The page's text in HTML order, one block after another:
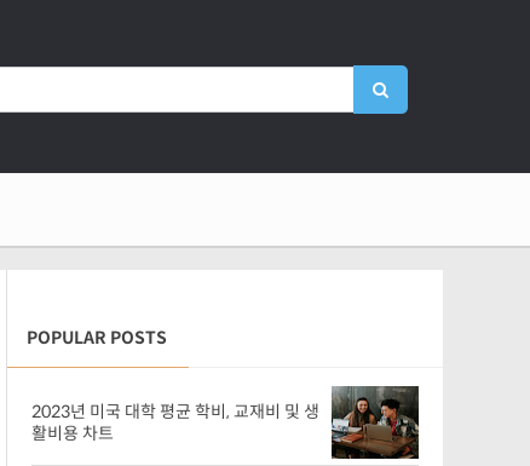
POPULAR POSTS
2023년 미국 대학 평균 학비, 교재비 및 생
활비용 차트